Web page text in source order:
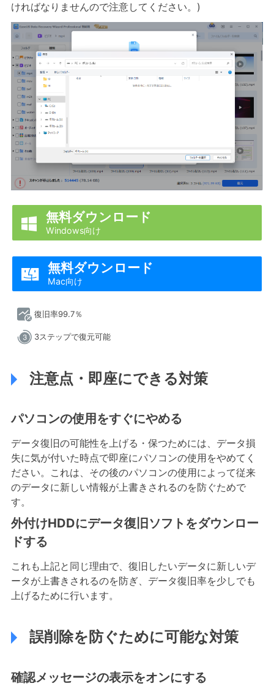
ければなりませんので注意してください。)
 無料ダウンロード
Windows向け
 無料ダウンロード
Mac向け
復旧率99.7％
3ステップで復元可能
注意点・即座にできる対策
パソコンの使用をすぐにやめる
データ復旧の可能性を上げる・保つためには、データ損
失に気が付いた時点で即座にパソコンの使用をやめてく
ださい。これは、その後のパソコンの使用によって従来
のデータに新しい情報が上書きされるのを防ぐためで
す。
外付けHDDにデータ復旧ソフトをダウンロー
ドする
これも上記と同じ理由で、復旧したいデータに新しいデ
ータが上書きされるのを防ぎ、データ復旧率を少しでも
上げるために行います。
誤削除を防ぐために可能な対策
確認メッセージの表示をオンにする